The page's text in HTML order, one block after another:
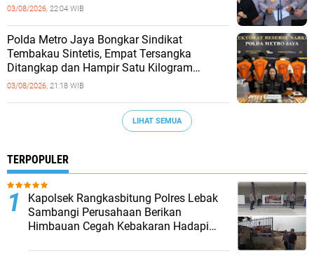
03/08/2026, 22:04 WIB
‎Polda Metro Jaya Bongkar Sindikat
Tembakau Sintetis, Empat Tersangka
Ditangkap dan Hampir Satu Kilogram
Barang Bukti Disita
03/08/2026, 21:18 WIB
LIHAT SEMUA
TERPOPULER
Kapolsek Rangkasbitung Polres Lebak
Sambangi Perusahaan Berikan
Himbauan Cegah Kebakaran Hadapi